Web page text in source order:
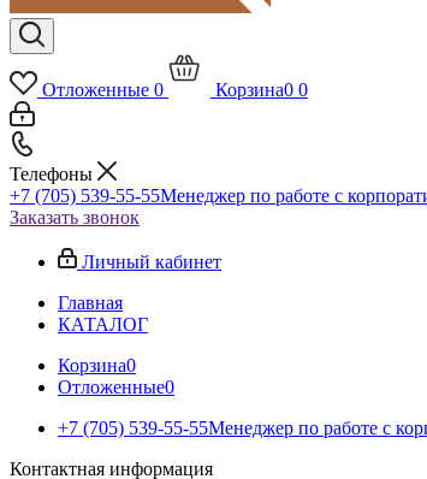
Отложенные 0 Корзина0 0
Телефоны
+7 (705) 539-55-55Менеджер по работе с
Заказать звонок
Личный кабинет
Главная
КАТАЛОГ
Корзина0
Отложенные0
+7 (705) 539-55-55Менеджер по работе с
Контактная информация